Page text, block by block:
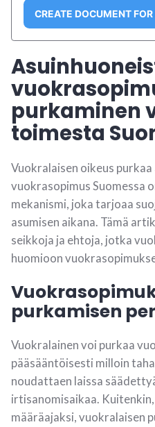
CREATE DOCUMENT FOR
purkaminen
toimesta
Vuokralaisen oikeus
vuokrasopimus Suomessa
mekanismi, joka tarjoaa
asumisen aikana. Tämä
seikkoja ja ehtoja, jotka
huomioon
purkamisen
Vuokralainen voi purkaa
pääsääntöisesti milloin
noudattaen laissa
irtisanomisaikaa.
määräajaksi, vuokralaisen